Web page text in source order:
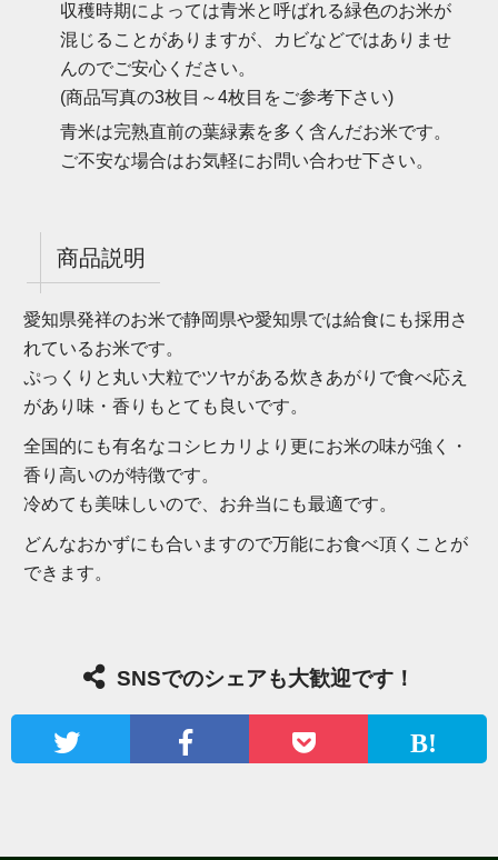
収穫時期によっては青米と呼ばれる緑色のお米が
混じることがありますが、カビなどではありませ
んのでご安心ください。
(商品写真の3枚目～4枚目をご参考下さい)
青米は完熟直前の葉緑素を多く含んだお米です。
ご不安な場合はお気軽にお問い合わせ下さい。
商品説明
愛知県発祥のお米で静岡県や愛知県では給食にも採用さ
れているお米です。
ぷっくりと丸い大粒でツヤがある炊きあがりで食べ応え
があり味・香りもとても良いです。
全国的にも有名なコシヒカリより更にお米の味が強く・
香り高いのが特徴です。
冷めても美味しいので、お弁当にも最適です。
どんなおかずにも合いますので万能にお食べ頂くことが
できます。
SNSでのシェアも大歓迎です！